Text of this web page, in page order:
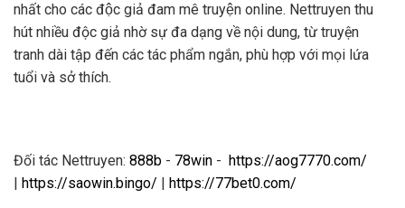
nhất cho các độc giả đam mê truyện online. Nettruyen thu
hút nhiều độc giả nhờ sự đa dạng về nội dung, từ truyện
tranh dài tập đến các tác phẩm ngắn, phù hợp với mọi lứa
tuổi và sở thích.
Đối tác Nettruyen: 888b - 78win - https://aog7770.com/
| https://saowin.bingo/ | https://77bet0.com/